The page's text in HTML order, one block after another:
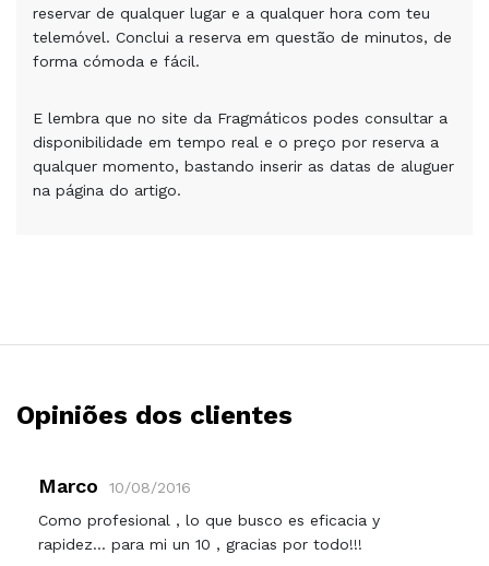
reservar de qualquer lugar e a qualquer hora com teu
telemóvel. Conclui a reserva em questão de minutos, de
forma cómoda e fácil.
E lembra que no site da Fragmáticos podes consultar a
disponibilidade em tempo real e o preço por reserva a
qualquer momento, bastando inserir as datas de aluguer
na página do artigo.
Opiniões dos clientes
Marco
10/08/2016
Como profesional , lo que busco es eficacia y
rapidez... para mi un 10 , gracias por todo!!!